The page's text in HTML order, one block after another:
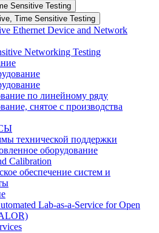
Sensitive Testing
Time Sensitive Testing
Ethernet Device and Network
Networking Testing
по линейному ряду
снятое с производства
технической поддержки
оборудование
Calibration
обеспечение систем и
Lab-as-a-Service for Open